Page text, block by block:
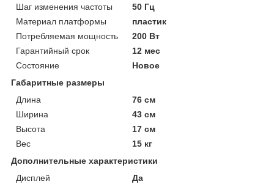
Шаг изменения частоты
50 Гц
Материал платформы
пластик
Потребляемая мощность
200 Вт
Гарантийный срок
12 мес
Состояние
Новое
Габаритные размеры
Длина
76 см
Ширина
43 см
Высота
17 см
Вес
15 кг
Дополнительные характеристики
Дисплей
Да